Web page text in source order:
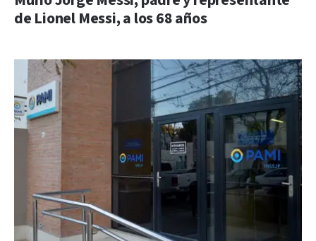
de Lionel Messi, a los 68 años